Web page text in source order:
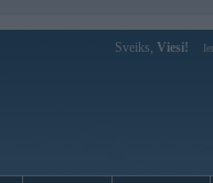
Sveiks, Viesi!